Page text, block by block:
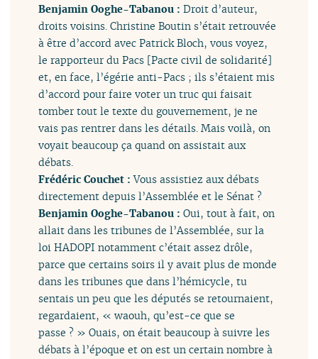
Benjamin Ooghe-Tabanou :Droit d’auteur,
droits voisins. Christine Boutin s’était retrouvée
à être d’accord avec Patrick Bloch, vous voyez,
le rapporteur du Pacs [Pacte civil de solidarité]
et, en face, l’égérie anti-Pacs ; ils s’étaient mis
d’accord pour faire voter un truc qui faisait
tomber tout le texte du gouvernement, je ne
vais pas rentrer dans les détails. Mais voilà, on
voyait beaucoup ça quand on assistait aux
débats.
Frédéric Couchet :Vous assistiez aux débats
directement depuis l’Assemblée et le Sénat ?
Benjamin Ooghe-Tabanou :Oui, tout à fait, on
allait dans les tribunes de l’Assemblée, sur la
loi HADOPI notamment c’était assez drôle,
parce que certains soirs il y avait plus de monde
dans les tribunes que dans l’hémicycle, tu
sentais un peu que les députés se retournaient,
regardaient, « waouh, qu’est-ce que se
passe ? » Ouais, on était beaucoup à suivre les
débats à l’époque et on est un certain nombre à